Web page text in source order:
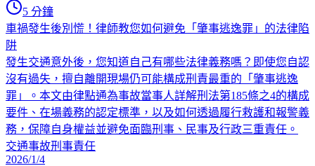
5 分鐘
車禍發生後別慌！律師教您如何避免「肇事逃逸罪」的法律陷
阱
發生交通意外後，您知道自己有哪些法律義務嗎？即使您自認
沒有過失，擅自離開現場仍可能構成刑責最重的「肇事逃逸
罪」。本文由律點通為事故當事人詳解刑法第185條之4的構成
要件、在場義務的認定標準，以及如何透過履行救護和報警義
務，保障自身權益並避免面臨刑事、民事及行政三重責任。
交通事故刑事責任
2026/1/4